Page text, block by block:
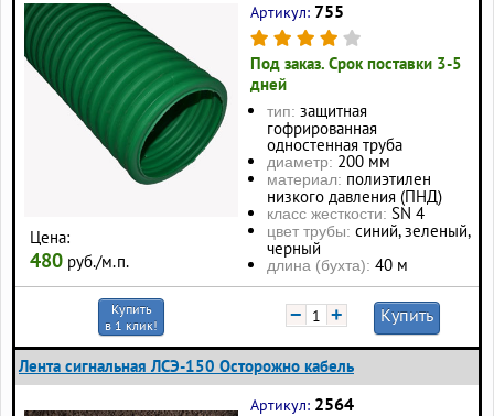
Цена:
480 руб./м.п.
Артикул: 755
Под заказ. Срок поставки 3-5
дней
тип: защитная
гофрированная
одностенная труба
диаметр: 200 мм
материал: полиэтилен
низкого давления (ПНД)
класс жесткости: SN 4
цвет трубы: синий, зеленый,
черный
длина (бухта): 40 м
Купить
в 1 клик!
− + Купить
Лента сигнальная ЛСЭ-150 Осторожно кабель
Артикул: 2564